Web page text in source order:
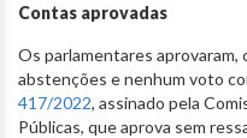
Contas aprovadas
Os parlamentares aprovaram,
abstenções e nenhum voto
417/2022, assinado pela
Públicas, que aprova sem